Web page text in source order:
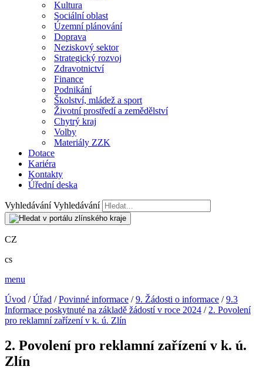
Kultura
Sociální oblast
Územní plánování
Doprava
Neziskový sektor
Strategický rozvoj
Zdravotnictví
Finance
Podnikání
Školství, mládež a sport
Životní prostředí a zemědělství
Chytrý kraj
Volby
Materiály ZZK
Dotace
Kariéra
Kontakty
Úřední deska
Vyhledávání Vyhledávání
CZ
cs
menu
Úvod /Úřad /Povinné informace /9. Žádosti o informace /9.3
Informace poskytnuté na základě žádostí v roce 2024 / 2. Povolení
pro reklamní zařízení v k. ú. Zlín
2. Povolení pro reklamní zařízení v k. ú.
Zlín